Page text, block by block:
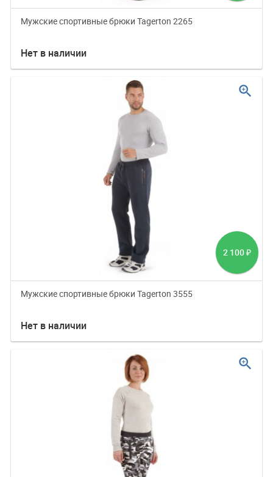
Мужские спортивные брюки Tagerton 2265
Нет в наличии
2 100 ₽
Мужские спортивные брюки Tagerton 3555
Нет в наличии
zoom_in
zoom_in